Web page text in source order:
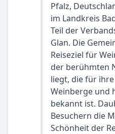
Pfalz,
im Landkreis
Teil der
Glan. Die
Reiseziel für
der berühmten
liegt, die für
Weinberge und
bekannt ist.
Besuchern die
Schönheit der